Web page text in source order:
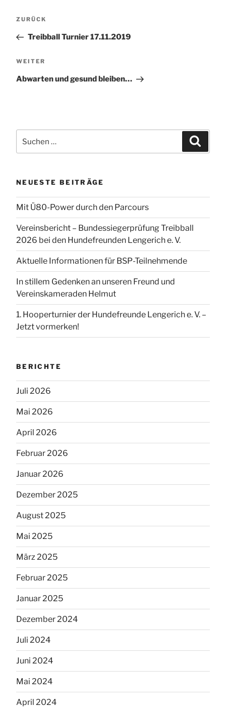
Vorheriger
ZURÜCK
Treibball Turnier 17.11.2019
Nächster
WEITER
Abwarten und gesund bleiben…
nach:
NEUESTE BEITRÄGE
Mit Ü80-Power durch den Parcours
Vereinsbericht – Bundessiegerprüfung Treibball
2026 bei den Hundefreunden Lengerich e. V.
Aktuelle Informationen für BSP-Teilnehmende
In stillem Gedenken an unseren Freund und
Vereinskameraden Helmut
1. Hooperturnier der Hundefreunde Lengerich e. V. –
Jetzt vormerken!
BERICHTE
Juli 2026
Mai 2026
April 2026
Februar 2026
Januar 2026
Dezember 2025
August 2025
Mai 2025
März 2025
Februar 2025
Januar 2025
Dezember 2024
Juli 2024
Juni 2024
Mai 2024
April 2024